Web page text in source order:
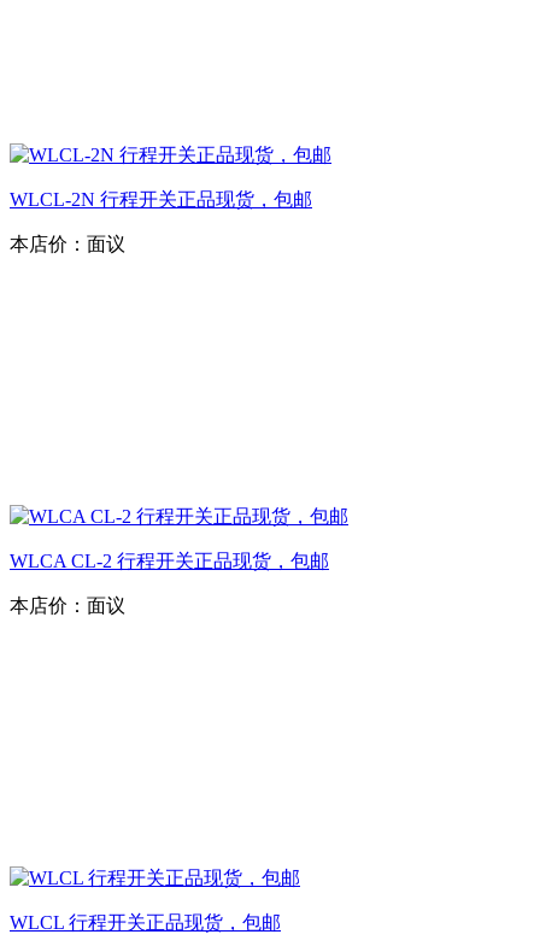
WLCL-2N 行程开关正品现货，包邮
本店价： 面议
WLCA CL-2 行程开关正品现货，包邮
本店价： 面议
WLCL 行程开关正品现货，包邮